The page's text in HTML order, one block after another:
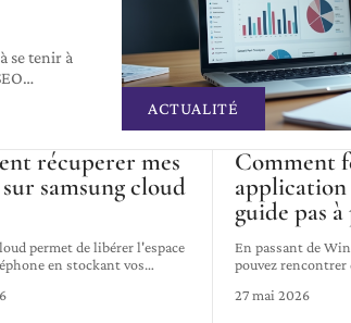
ACTUALITÉ
se tenir à
…
récuperer mes
samsung cloud
permet de libérer l'espace
en stockant vos…
Comment
application
guide pas à
En passant de
pouvez
27 mai 2026